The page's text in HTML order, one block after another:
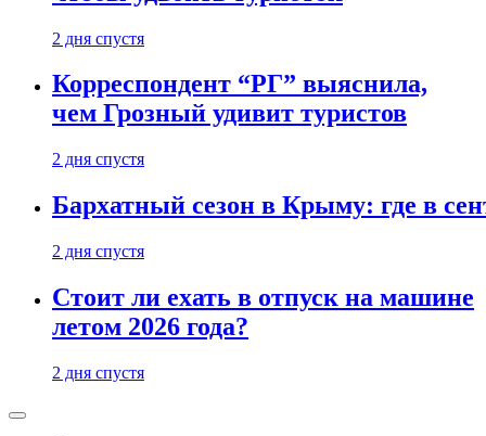
2 дня спустя
Корреспондент “РГ” выяснила,
чем Грозный удивит туристов
2 дня спустя
Бархатный сезон в Крыму: где в
2 дня спустя
Стоит ли ехать в отпуск на машине
летом 2026 года?
2 дня спустя